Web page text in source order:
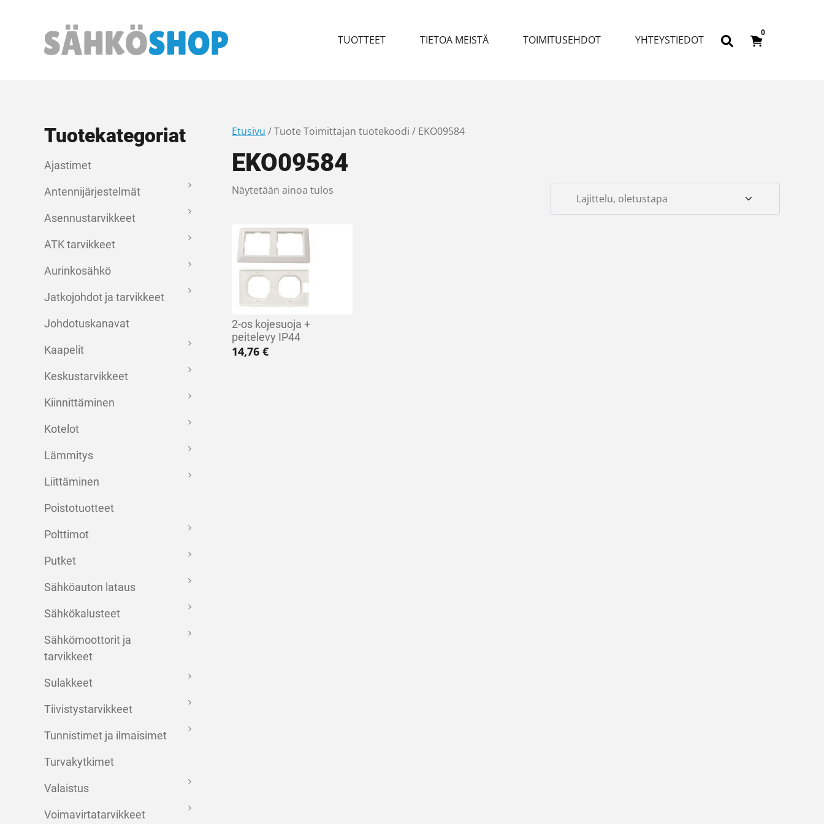
Päävalikko TUOTTEET TIETOA MEISTÄ TOIMITUSEHDOT YHTEYSTIEDOT
0
Tuotekategoriat
Ajastimet
Antennijärjestelmät
Asennustarvikkeet
ATK tarvikkeet
Aurinkosähkö
Jatkojohdot ja tarvikkeet
Johdotuskanavat
Kaapelit
Keskustarvikkeet
Kiinnittäminen
Kotelot
Lämmitys
Liittäminen
Poistotuotteet
Polttimot
Putket
Sähköauton lataus
Sähkökalusteet
Sähkömoottorit ja
tarvikkeet
Sulakkeet
Tiivistystarvikkeet
Tunnistimet ja ilmaisimet
Turvakytkimet
Valaistus
Voimavirtatarvikkeet
Etusivu / Tuote Toimittajan tuotekoodi / EKO09584
EKO09584
Näytetään ainoa tulos
2-os kojesuoja +
peitelevy IP44
14,76 €